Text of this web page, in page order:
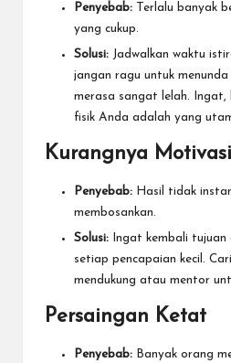
Penyebab: Terlalu banyak
yang cukup.
Solusi: Jadwalkan waktu
jangan ragu untuk
merasa sangat lelah. Ingat,
fisik Anda adalah yang
Kurangnya Motivasi
Penyebab: Hasil tidak
membosankan.
Solusi: Ingat kembali tujuan
setiap pencapaian kecil.
mendukung atau mentor
Persaingan Ketat
Penyebab: Banyak orang